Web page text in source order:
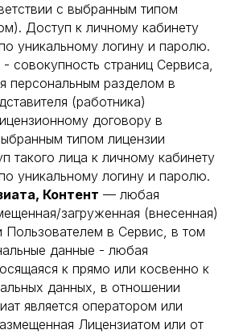
с выбранным типом
Доступ к личному кабинету
уникальному логину и паролю.
- совокупность страниц Сервиса,
персональным разделом в
(работника)
договору в
типом лицензии
такого лица к личному кабинету
уникальному логину и паролю.
Контент — любая
загруженная (внесенная)
Пользователем в Сервис, в том
данные - любая
к прямо или косвенно к
данных, в отношении
является оператором или
Лицензиатом или от